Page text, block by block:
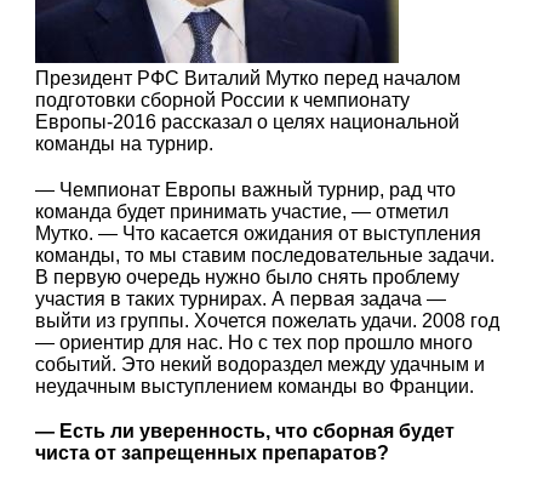
Президент РФС Виталий Мутко перед началом
подготовки сборной России к чемпионату
Европы-2016 рассказал о целях национальной
команды на турнир.
— Чемпионат Европы важный турнир, рад что
команда будет принимать участие, — отметил
Мутко. — Что касается ожидания от выступления
команды, то мы ставим последовательные задачи.
В первую очередь нужно было снять проблему
участия в таких турнирах. А первая задача —
выйти из группы. Хочется пожелать удачи. 2008 год
— ориентир для нас. Но с тех пор прошло много
событий. Это некий водораздел между удачным и
неудачным выступлением команды во Франции.
— Есть ли уверенность, что сборная будет
чиста от запрещенных препаратов?